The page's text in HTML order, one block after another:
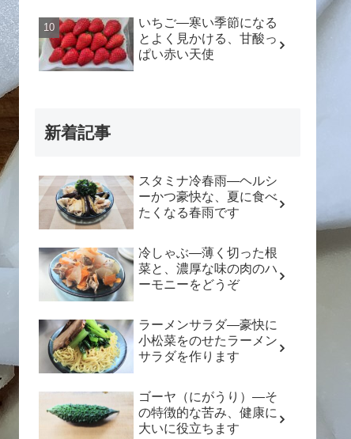
いちご―寒い季節になる
とよく見かける、甘酸っ
ぱい赤い天使
新着記事
スタミナ冷春雨―ヘルシ
ーかつ豪快な、夏に食べ
たくなる春雨です
冷しゃぶ―薄く切った根
菜と、濃厚な味の肉のハ
ーモニーをどうぞ
ラーメンサラダ―豪快に
小松菜をのせたラーメン
サラダを作ります
ゴーヤ（にがうり）―そ
の特徴的な苦み、健康に
大いに役立ちます